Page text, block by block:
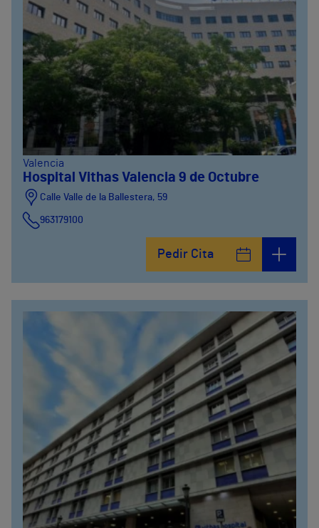
Valencia
Hospital Vithas Valencia 9 de Octubre
Calle Valle de la Ballestera, 59
963179100
Pedir Cita